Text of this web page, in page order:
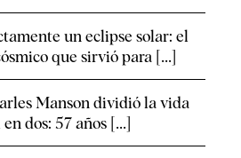
un eclipse solar: el
que sirvió para [...]
Manson dividió la vida
dos: 57 años [...]